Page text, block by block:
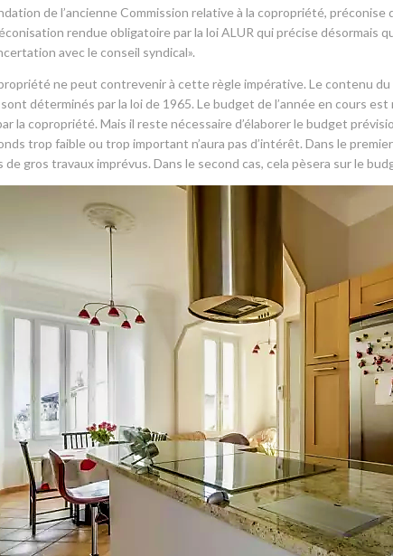
de l’ancienne Commission relative à la copropriété, préconise
rendue obligatoire par la loi ALUR qui précise désormais
avec le conseil syndical».
ne peut contrevenir à cette règle impérative. Le contenu
déterminés par la loi de 1965. Le budget de l’année en cours
la copropriété. Mais il reste nécessaire d’élaborer le budget
trop faible ou trop important n’aura pas d’intérêt. Dans le
de gros travaux imprévus. Dans le second cas, cela pèsera sur le